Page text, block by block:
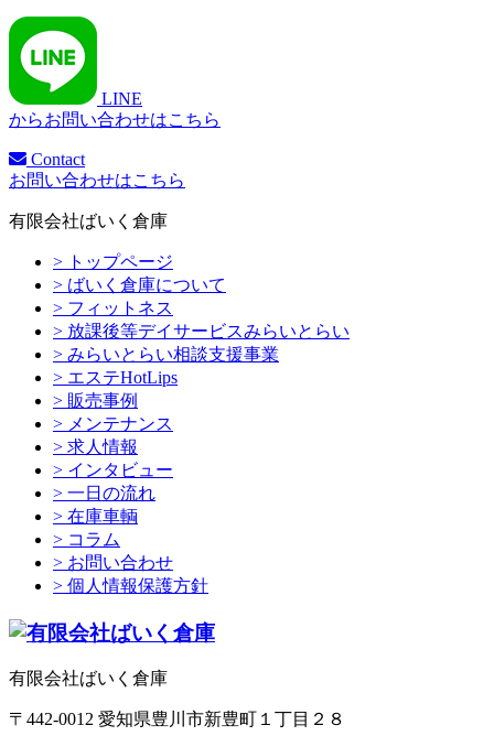
LINE
からお問い合わせはこちら
Contact
お問い合わせはこちら
有限会社ばいく倉庫
> トップページ
> ばいく倉庫について
> フィットネス
> 放課後等デイサービスみらいとらい
> みらいとらい相談支援事業
> エステHotLips
> 販売事例
> メンテナンス
> 求人情報
> インタビュー
> 一日の流れ
> 在庫車輌
> コラム
> お問い合わせ
> 個人情報保護方針
有限会社ばいく倉庫
〒442-0012 愛知県豊川市新豊町１丁目２８